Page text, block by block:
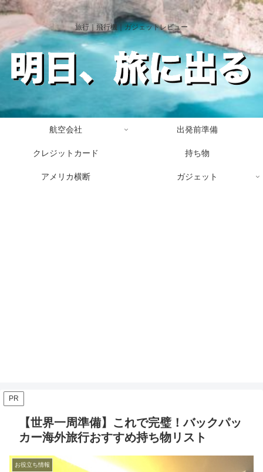
旅行｜飛行機｜ガジェットレビュー
航空会社 出発前準備
クレジットカード 持ち物
アメリカ横断 ガジェット
PR
【世界一周準備】これで完璧！バックパッ
カー海外旅行おすすめ持ち物リスト
お役立ち情報